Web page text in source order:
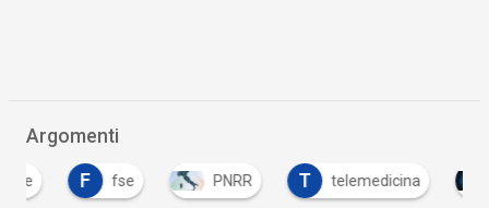
Argomenti
F fse PNRR T telemedicina